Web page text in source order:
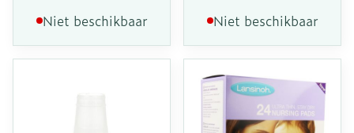
Niet beschikbaar Niet beschikbaar